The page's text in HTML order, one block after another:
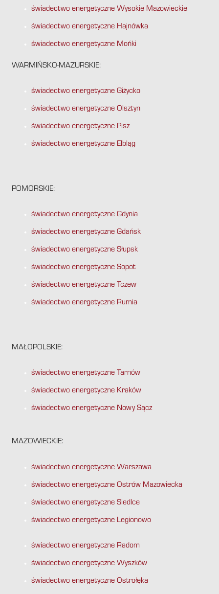
świadectwo energetyczne Wysokie Mazowieckie
świadectwo energetyczne Hajnówka
świadectwo energetyczne Mońki
WARMIŃSKO-MAZURSKIE:
świadectwo energetyczne Giżycko
świadectwo energetyczne Olsztyn
świadectwo energetyczne Pisz
świadectwo energetyczne Elbląg
POMORSKIE:
świadectwo energetyczne Gdynia
świadectwo energetyczne Gdańsk
świadectwo energetyczne Słupsk
świadectwo energetyczne Sopot
świadectwo energetyczne Tczew
świadectwo energetyczne Rumia
MAŁOPOLSKIE:
świadectwo energetyczne Tarnów
świadectwo energetyczne Kraków
świadectwo energetyczne Nowy Sącz
MAZOWIECKIE:
świadectwo energetyczne Warszawa
świadectwo energetyczne Ostrów Mazowiecka
świadectwo energetyczne Siedlce
świadectwo energetyczne Legionowo
świadectwo energetyczne Radom
świadectwo energetyczne Wyszków
świadectwo energetyczne Ostrołęka